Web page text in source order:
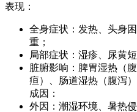
表现：
全身症状：发热、头身
重；
局部症状：湿疹、尿黄
脏腑影响：脾胃湿热（
疸）、肠道湿热（腹泻）
成因：
外因：潮湿环境、暑热侵